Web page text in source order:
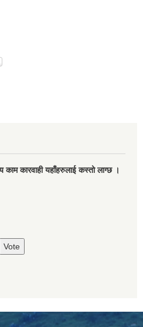
काम कारवाही यहाँहरुलाई कस्तो लाग्छ ।